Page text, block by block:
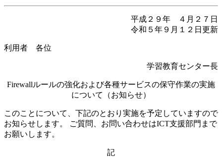
平成２９年 ４月２７日
令和５年９月１２日更新
利用者 各位
学習教育センター長
Firewallルールの強化および各種サービスの保守作業の実施
について（お知らせ）
このことについて、下記のとおり実施を予定していますので
お知らせします。 ご質問、お問い合わせはICT支援部門まで
お願いします。
記